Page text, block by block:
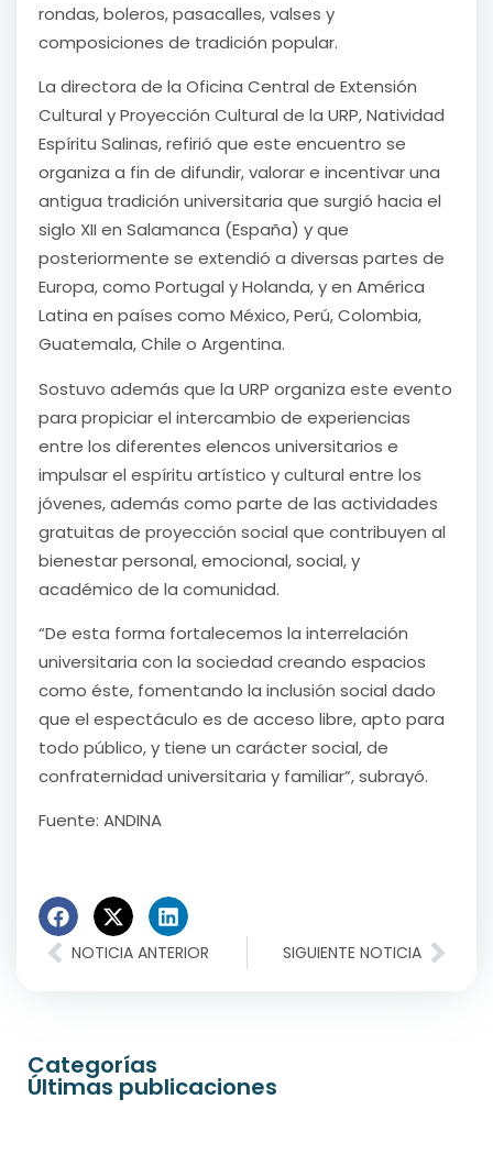
rondas, boleros, pasacalles, valses y
composiciones de tradición popular.
La directora de la Oficina Central de Extensión
Cultural y Proyección Cultural de la URP, Natividad
Espíritu Salinas, refirió que este encuentro se
organiza a fin de difundir, valorar e incentivar una
antigua tradición universitaria que surgió hacia el
siglo XII en Salamanca (España) y que
posteriormente se extendió a diversas partes de
Europa, como Portugal y Holanda, y en América
Latina en países como México, Perú, Colombia,
Guatemala, Chile o Argentina.
Sostuvo además que la URP organiza este evento
para propiciar el intercambio de experiencias
entre los diferentes elencos universitarios e
impulsar el espíritu artístico y cultural entre los
jóvenes, además como parte de las actividades
gratuitas de proyección social que contribuyen al
bienestar personal, emocional, social, y
académico de la comunidad.
“De esta forma fortalecemos la interrelación
universitaria con la sociedad creando espacios
como éste, fomentando la inclusión social dado
que el espectáculo es de acceso libre, apto para
todo público, y tiene un carácter social, de
confraternidad universitaria y familiar”, subrayó.
Fuente: ANDINA
NOTICIA ANTERIOR SIGUIENTE NOTICIA
Categorías
Últimas publicaciones